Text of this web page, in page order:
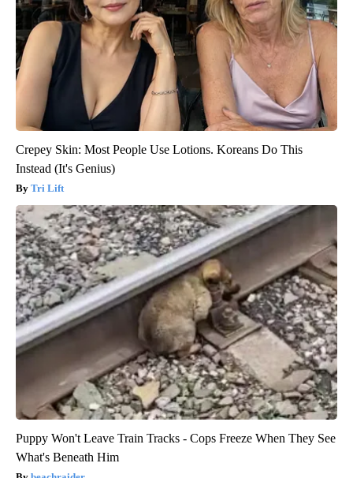
Crepey Skin: Most People Use Lotions. Koreans Do This
Instead (It's Genius)
Tri Lift
Puppy Won't Leave Train Tracks - Cops Freeze When They See
What's Beneath Him